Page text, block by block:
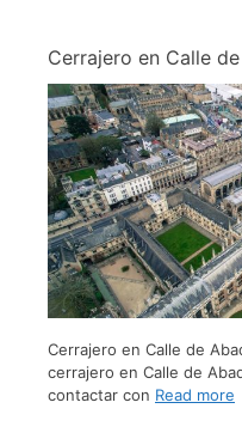
Cerrajero en Calle
Cerrajero en Calle de
cerrajero en Calle de
contactar con Read more